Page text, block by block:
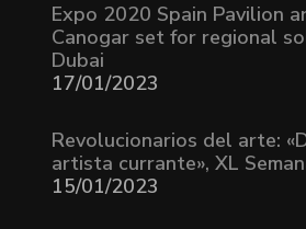
Expo 2020 Spain Pavilion
Canogar set for regional
Dubai
17/01/2023
Revolucionarios del arte:
artista currante», XL
15/01/2023